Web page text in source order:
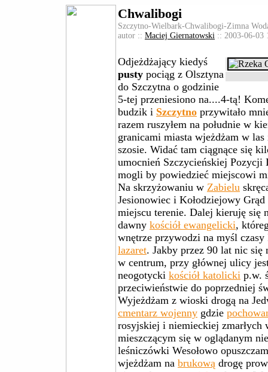
Chwalibogi
Szczytno-Wielbark-Chwalibogi-Zimna
autor :: Maciej Giernatowski :: 2003-06-03
Odjeżdżający kiedyś
pusty pociąg z Olsztyna
do Szczytna o godzinie
5-tej przeniesiono na....4-tą!
budzik i Szczytno przywitało
razem ruszyłem na południe w
granicami miasta wjeżdżam w
szosie. Widać tam ciągnące się
umocnień Szczycieńskiej
mogli by powiedzieć miejscowi
Na skrzyżowaniu w Zabielu
Jesionowiec i Kołodziejowy Grąd
miejscu terenie. Dalej kieruję się
dawny kościół ewangelicki,
wnętrze przywodzi na myśl
lazaret. Jakby przez 90 lat nic się
w centrum, przy głównej ulicy
neogotycki kościół katolicki p.w.
przeciwieństwie do poprzedniej
Wyjeżdżam z wioski drogą na
cmentarz wojenny gdzie
rosyjskiej i niemieckiej zmarłych
mieszczącym się w oglądanym
leśniczówki Wesołowo
wjeżdżam na brukową drogę